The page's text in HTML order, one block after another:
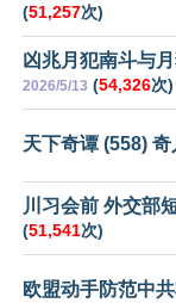
(51,257次)
凶兆月犯南斗与
2026/5/13 (54,326次)
天下奇谭 (558)
川习会前 外交部
(51,541次)
欧盟动手防范中